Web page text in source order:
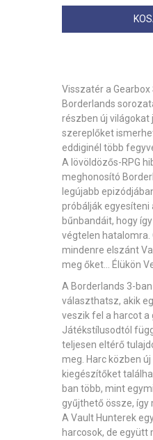
Visszatér a
Borderlands
részben új világokat
szereplőket
eddiginél több
A lövöldözős-RPG
meghonosító
legújabb
próbálják egyesíteni
bűnbandáit, hogy
végtelen hatalomra.
mindenre elszánt
meg őket… Élükön
A Borderlands 3-
választhatsz, akik
veszik fel a harcot a
Játékstílusodtól
teljesen eltérő
meg. Harc közben
kiegészítőket
ban több, mint
gyűjthető össze, így
A Vault Hunterek
harcosok, de együtt